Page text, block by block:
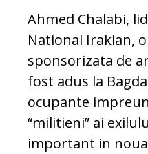
Ahmed Chalabi,
National Irakian,
sponsorizata de
fost adus la
ocupante
“militieni” ai
important in